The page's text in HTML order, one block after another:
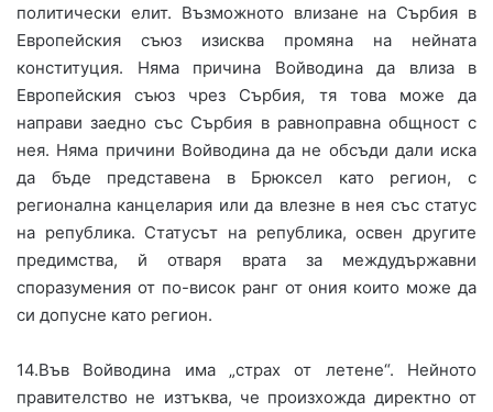
политически елит. Възможното влизане на Сърбия в
Европейския съюз изисква промяна на нейната
конституция. Няма причина Войводина да влиза в
Европейския съюз чрез Сърбия, тя това може да
направи заедно със Сърбия в равноправна общност с
нея. Няма причини Войводина да не обсъди дали иска
да бъде представена в Брюксел като регион, с
регионална канцелария или да влезне в нея със статус
на република. Статусът на република, освен другите
предимства, й отваря врата за междудържавни
споразумения от по-висок ранг от ония които може да
си допусне като регион.
14.Във Войводина има „страх от летене“. Нейното
правителство не изтъква, че произхожда директно от